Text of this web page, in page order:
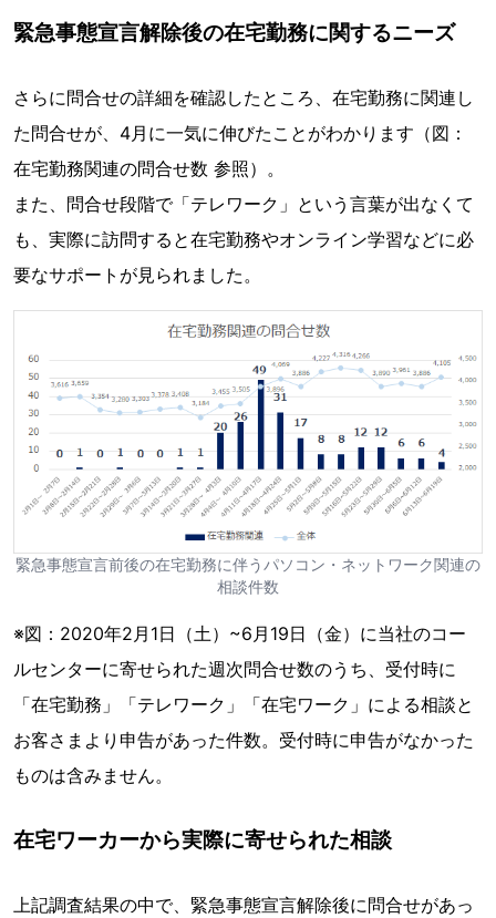
緊急事態宣言解除後の在宅勤務に関するニーズ
さらに問合せの詳細を確認したところ、在宅勤務に関連し
た問合せが、4月に一気に伸びたことがわかります（図：
在宅勤務関連の問合せ数 参照）。
また、問合せ段階で「テレワーク」という言葉が出なくて
も、実際に訪問すると在宅勤務やオンライン学習などに必
要なサポートが見られました。
緊急事態宣言前後の在宅勤務に伴うパソコン・ネットワーク関連の
相談件数
※図：2020年2月1日（土）~6月19日（金）に当社のコー
ルセンターに寄せられた週次問合せ数のうち、受付時に
「在宅勤務」「テレワーク」「在宅ワーク」による相談と
お客さまより申告があった件数。受付時に申告がなかった
ものは含みません。
在宅ワーカーから実際に寄せられた相談
上記調査結果の中で、緊急事態宣言解除後に問合せがあっ